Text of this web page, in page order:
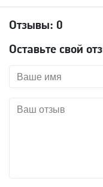
Отзывы: 0
Оставьте свой